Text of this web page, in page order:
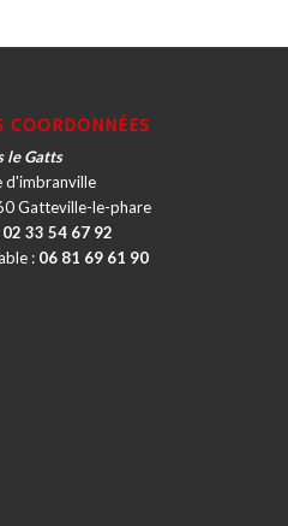
COORDONNÉES
le Gatts
d'imbranville
Gatteville-le-phare
02 33 54 67 92
: 06 81 69 61 90